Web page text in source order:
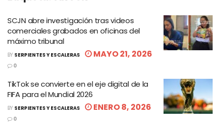
SCJN abre investigación tras videos
comerciales grabados en oficinas del
máximo tribunal
BY SERPIENTES Y ESCALERAS MAYO 21, 2026
0
TikTok se convierte en el eje digital de la
FIFA para el Mundial 2026
BY SERPIENTES Y ESCALERAS ENERO 8, 2026
0